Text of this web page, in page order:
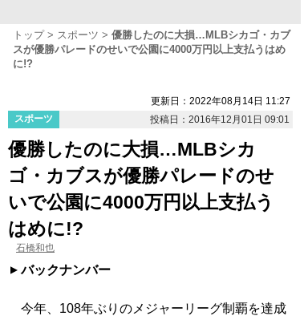
トップ スポーツ
優勝したのに大損…MLBシカゴ・カブ
スが優勝パレードのせいで公園に4000万円以上支払うはめ
に!?
更新日：2022年08月14日 11:27
スポーツ
投稿日：2016年12月01日 09:01
優勝したのに大損…MLBシカ
ゴ・カブスが優勝パレードのせ
いで公園に4000万円以上支払う
はめに!?
石橋和也
バックナンバー
今年、108年ぶりのメジャーリーグ制覇を達成